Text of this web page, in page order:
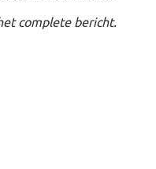
complete bericht.